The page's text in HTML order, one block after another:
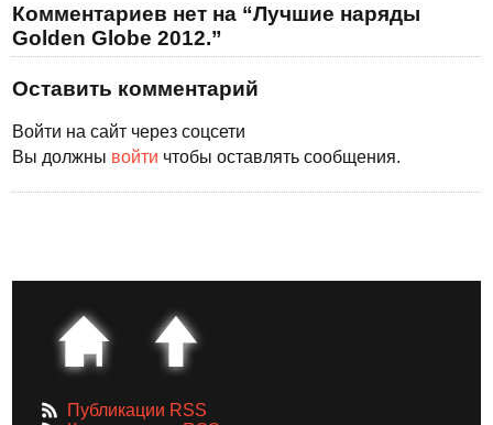
Комментариев нет на “Лучшие наряды
Golden Globe 2012.”
Оставить комментарий
Войти на сайт через соцсети
Вы должны войти чтобы оставлять сообщения.
Публикации RSS